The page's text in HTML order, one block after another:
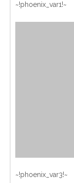
~!phoenix_var1!~
~!phoenix_var3!~